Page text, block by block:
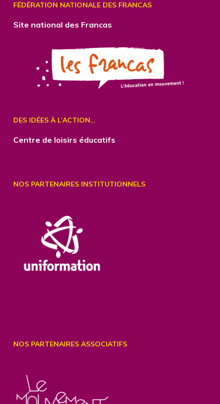
FÉDÉRATION NATIONALE DES FRANCAS
Site national des Francas
DES IDÉES À L’ACTION…
Centre de loisirs éducatifs
NOS PARTENAIRES INSTITUTIONNELS
NOS PARTENAIRES ASSOCIATIFS